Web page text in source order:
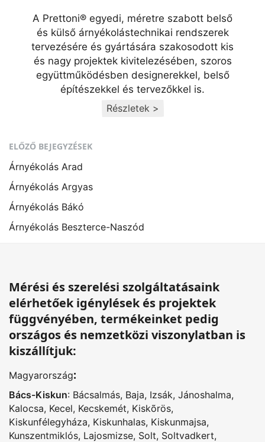
A Prettoni® egyedi, méretre szabott belső
és külső árnyékolástechnikai rendszerek
tervezésére és gyártására szakosodott kis
és nagy projektek kivitelezésében, szoros
együttműködésben designerekkel, belső
építészekkel és tervezőkkel is.
Részletek >
ELŐZŐ BEJEGYZÉSEK
Árnyékolás Arad
Árnyékolás Argyas
Árnyékolás Bákó
Árnyékolás Beszterce-Naszód
Mérési és szerelési szolgáltatásaink
elérhetőek igénylések és projektek
függvényében, termékeinket pedig
országos és nemzetközi viszonylatban is
kiszállítjuk:
Magyarország:
Bács-Kiskun: Bácsalmás, Baja, Izsák, Jánoshalma,
Kalocsa, Kecel, Kecskemét, Kiskõrös,
Kiskunfélegyháza, Kiskunhalas, Kiskunmajsa,
Kunszentmiklós, Lajosmizse, Solt, Soltvadkert,